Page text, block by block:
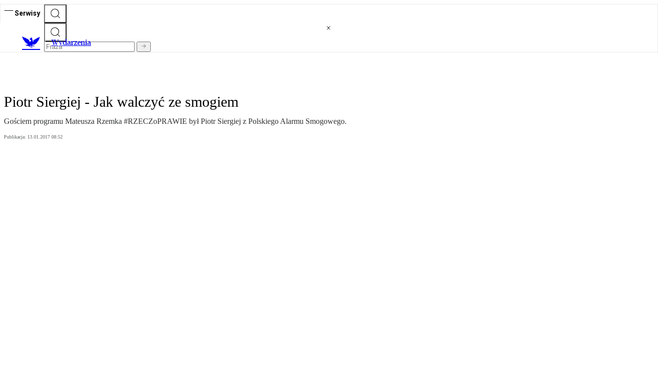
Serwisy
Wydarzenia
Piotr Siergiej - Jak walczyć ze smogiem
Gościem programu Mateusza Rzemka #RZECZoPRAWIE był Piotr Siergiej z Polskiego Alarmu Smogowego.
Publikacja: 13.01.2017 08:52